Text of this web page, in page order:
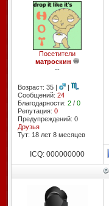
Посетители
матроскин
--
Возраст: 35 |
|
Сообщений: 24
Благодарности: 2/ 0
Репутация: 0
Предупреждений: 0
Друзья
Тут: 18 лет 8 месяцев
ICQ: 000000000